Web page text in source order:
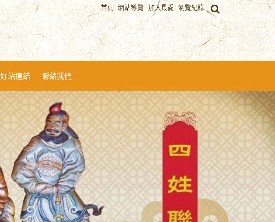
首頁 網站導覽 加入最愛 瀏覽紀錄
好站連結 聯絡我們